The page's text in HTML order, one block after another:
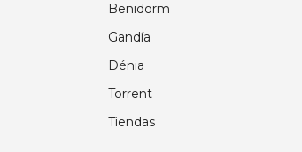
Benidorm
Gandía
Dénia
Torrent
Tiendas